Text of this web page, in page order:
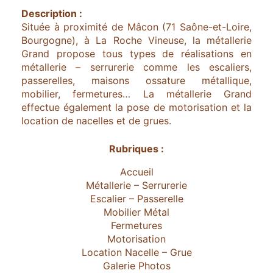
Description :
Située à proximité de Mâcon (71 Saône-et-Loire,
Bourgogne), à La Roche Vineuse, la métallerie
Grand propose tous types de réalisations en
métallerie – serrurerie comme les escaliers,
passerelles, maisons ossature métallique,
mobilier, fermetures… La métallerie Grand
effectue également la pose de motorisation et la
location de nacelles et de grues.
Rubriques :
Accueil
Métallerie – Serrurerie
Escalier – Passerelle
Mobilier Métal
Fermetures
Motorisation
Location Nacelle – Grue
Galerie Photos